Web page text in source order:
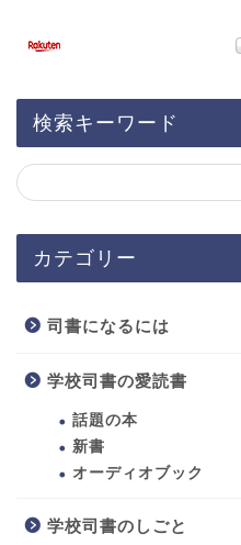
検索キーワード
カテゴリー
司書になるには
学校司書の愛読書
話題の本
新書
オーディオブック
学校司書のしごと